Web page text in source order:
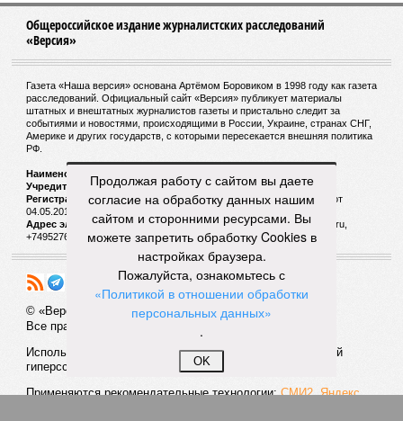
Общероссийское издание журналистских расследований
«Версия»
Газета «Наша версия» основана Артёмом Боровиком в 1998 году как газета
расследований. Официальный сайт «Версия» публикует материалы
штатных и внештатных журналистов газеты и пристально следит за
событиями и новостями, происходящими в России, Украине, странах СНГ,
Америке и других государств, с которыми пересекается внешняя политика
РФ.
Наименование:
Учредитель:
ООО «Версия»,Главный редактор:Горевой Р. Г.
Регистрационный номер Роскомнадзора:ЭЛ № ФС 77 - 72681 от
04.05.2018 г.
Адрес электронной почты и телефон редакции:versia@versia.ru,
+74952760348
© «Версия»
Все права защищены
Использование материалов «Версии» без индексируемой
гиперссылки запрещено
Применяются рекомендательные технологии:СМИ2, Яндекс,
Продолжая работу с сайтом вы даете
согласие на обработку данных нашим
сайтом и сторонними ресурсами. Вы
можете запретить обработку Cookies в
настройках браузера.
Пожалуйста, ознакомьтесь с
«Политикой в отношении обработки
персональных данных»
.
OK